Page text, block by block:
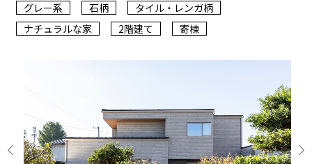
グレー系
石柄
タイル・レンガ柄
ナチュラルな家
2階建て 寄棟